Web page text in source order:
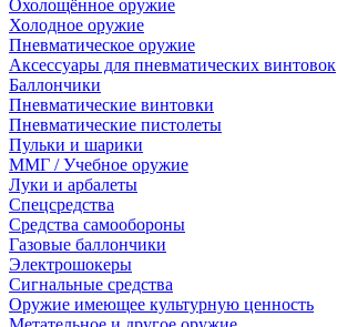
Охолощённое оружие
Холодное оружие
Пневматическое оружие
Аксессуары для пневматических винтовок
Баллончики
Пневматические винтовки
Пневматические пистолеты
Пульки и шарики
ММГ / Учебное оружие
Луки и арбалеты
Спецсредства
Средства самообороны
Газовые баллончики
Электрошокеры
Сигнальные средства
Оружие имеющее культурную ценность